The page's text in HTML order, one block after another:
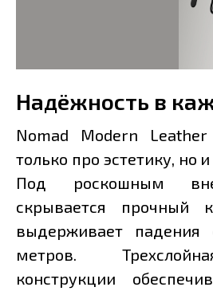
Надёжность в
Nomad Modern
только про эстетику, но
Под роскошным
скрывается прочный
выдерживает
метров.
конструкции